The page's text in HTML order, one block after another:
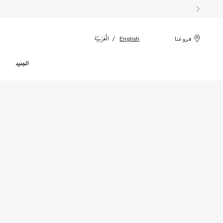
فروعنا English الْعَرَبيّة
الجديد